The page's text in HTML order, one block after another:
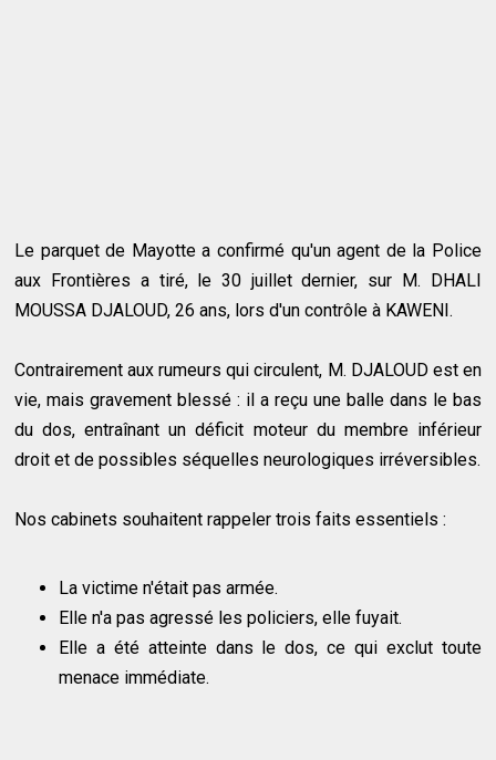
Le parquet de Mayotte a confirmé qu'un agent de la Police
aux Frontières a tiré, le 30 juillet dernier, sur M. DHALI
MOUSSA DJALOUD, 26 ans, lors d'un contrôle à KAWENI.
Contrairement aux rumeurs qui circulent, M. DJALOUD est en
vie, mais gravement blessé : il a reçu une balle dans le bas
du dos, entraînant un déficit moteur du membre inférieur
droit et de possibles séquelles neurologiques irréversibles.
Nos cabinets souhaitent rappeler trois faits essentiels :
La victime n'était pas armée.
Elle n'a pas agressé les policiers, elle fuyait.
Elle a été atteinte dans le dos, ce qui exclut toute
menace immédiate.